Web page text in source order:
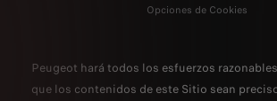
Opciones de Cookies
Peugeot hará todos los esfuerzos
que los contenidos de este Sitio sean